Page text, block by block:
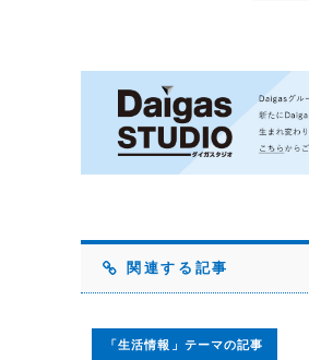
関連する記事
「生活情報」テーマの記事